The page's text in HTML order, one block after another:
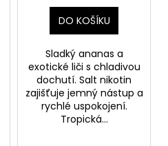
DO KOŠÍKU
Sladký ananas a
exotické liči s chladivou
dochutí. Salt nikotin
zajišťuje jemný nástup a
rychlé uspokojení.
Tropická...